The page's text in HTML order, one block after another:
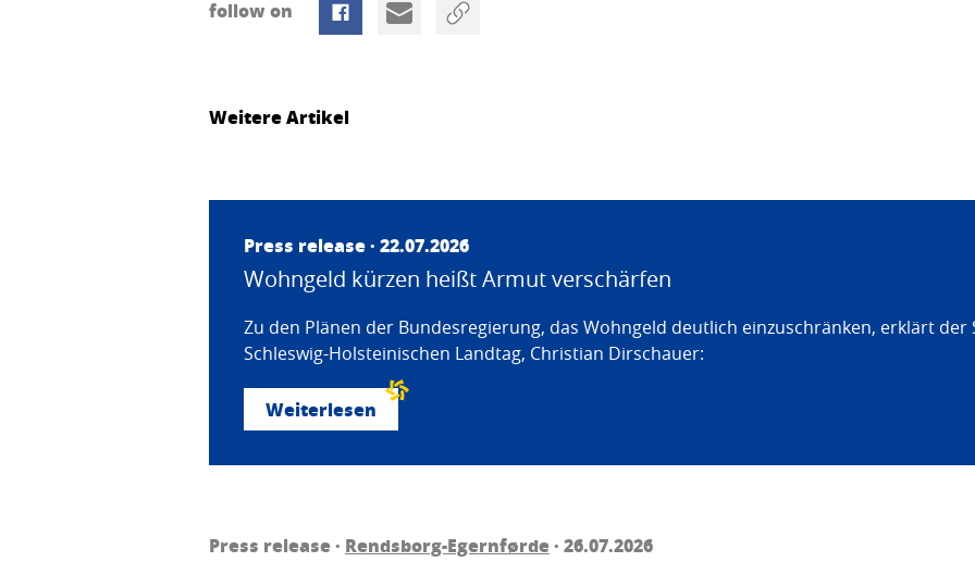
follow on
Weitere Artikel
Press release · 22.07.2026
Wohngeld kürzen heißt Armut verschärfen
Zu den Plänen der Bundesregierung, das Wohngeld deutlich einzuschränken, erklärt der
Schleswig-Holsteinischen Landtag, Christian Dirschauer:
Weiterlesen
Press release · Rendsborg-Egernførde· 26.07.2026